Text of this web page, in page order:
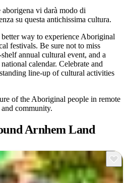
vi darà modo di
su questa antichissima cultura.
way to experience Aboriginal
festivals. Be sure not to miss
annual cultural event, and a
calendar. Celebrate and
line-up of cultural activities
of the Aboriginal people in remote
community.
Arnhem Land